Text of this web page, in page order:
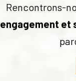
Rencontrons-
engagement et